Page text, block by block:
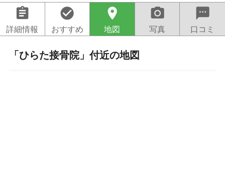
assignment
詳細情報
check_circle
おすすめ
location_on
地図
camera_alt
写真
sms
口コミ
「ひらた接骨院」付近の地図